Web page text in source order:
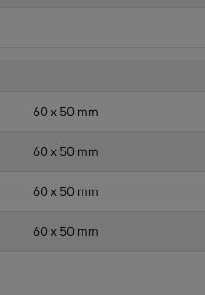
60 x 50 mm
60 x 50 mm
60 x 50 mm
60 x 50 mm